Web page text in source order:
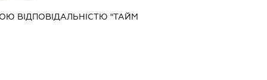
ВІДПОВІДАЛЬНІСТЮ "ТАЙМ